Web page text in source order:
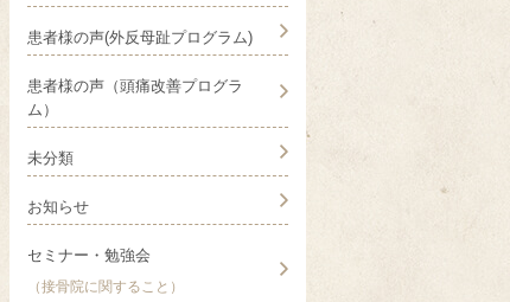
患者様の声(外反母趾プログラム)
患者様の声（頭痛改善プログラ
ム）
未分類
お知らせ
セミナー・勉強会
（接骨院に関すること）